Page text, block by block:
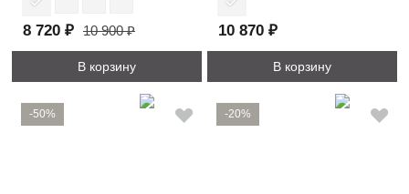
8 720 ₽ 10 900 ₽
В корзину
10 870 ₽
В корзину
-50% -20%